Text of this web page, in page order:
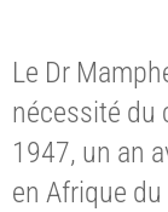
Le Dr
nécessité du
1947, un an
en Afrique